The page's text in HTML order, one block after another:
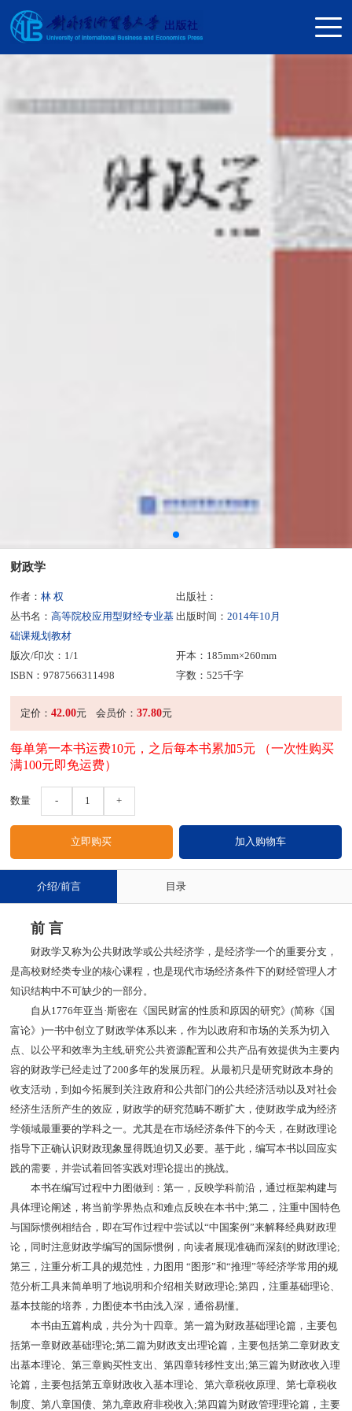
财政学
作者： 林 权
出版社：
丛书名： 高等院校应用型财经专业基
础课规划教材
出版时间： 2014年10月
版次/印次：1/1
开本：185mm×260mm
ISBN：9787566311498
字数：525千字
定价： 42.00元 会员价：37.80元
每单第一本书运费10元，之后每本书累加5元 （一次性购买
满100元即免运费）
数量 - 1 +
介绍/前言 目录
前 言
财政学又称为公共财政学或公共经济学，是经济学一个的重要分支，
是高校财经类专业的核心课程，也是现代市场经济条件下的财经管理人才
知识结构中不可缺少的一部分。
自从1776年亚当·斯密在《国民财富的性质和原因的研究》(简称《国
富论》)一书中创立了财政学体系以来，作为以政府和市场的关系为切入
点、以公平和效率为主线,研究公共资源配置和公共产品有效提供为主要内
容的财政学已经走过了200多年的发展历程。从最初只是研究财政本身的
收支活动，到如今拓展到关注政府和公共部门的公共经济活动以及对社会
经济生活所产生的效应，财政学的研究范畴不断扩大，使财政学成为经济
学领域最重要的学科之一。尤其是在市场经济条件下的今天，在财政理论
指导下正确认识财政现象显得既迫切又必要。基于此，编写本书以回应实
践的需要，并尝试着回答实践对理论提出的挑战。
本书在编写过程中力图做到：第一，反映学科前沿，通过框架构建与
具体理论阐述，将当前学界热点和难点反映在本书中;第二，注重中国特色
与国际惯例相结合，即在写作过程中尝试以“中国案例”来解释经典财政理
论，同时注意财政学编写的国际惯例，向读者展现准确而深刻的财政理论;
第三，注重分析工具的规范性，力图用 “图形”和“推理”等经济学常用的规
范分析工具来简单明了地说明和介绍相关财政理论;第四，注重基础理论、
基本技能的培养，力图使本书由浅入深，通俗易懂。
本书由五篇构成，共分为十四章。第一篇为财政基础理论篇，主要包
括第一章财政基础理论;第二篇为财政支出理论篇，主要包括第二章财政支
出基本理论、第三章购买性支出、第四章转移性支出;第三篇为财政收入理
论篇，主要包括第五章财政收入基本理论、第六章税收原理、第七章税收
制度、第八章国债、第九章政府非税收入;第四篇为财政管理理论篇，主要